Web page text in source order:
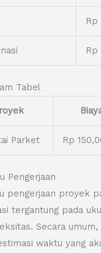
Rp
Rp
Tabel
Parket Rp
Pengerjaan
pengerjaan proyek
tergantung pada
Secara umum,
waktu yang